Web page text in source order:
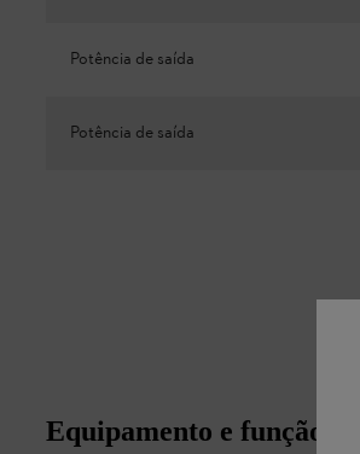
Potência de saída
Potência de saída
Equipamento e função